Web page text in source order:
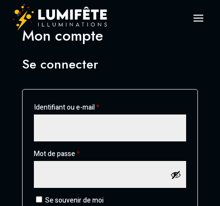
Mon compte
Se connecter
Identifiant ou e-mail*Obligatoire
Mot de passe*Obligatoire
Alternative:
Se souvenir de moi